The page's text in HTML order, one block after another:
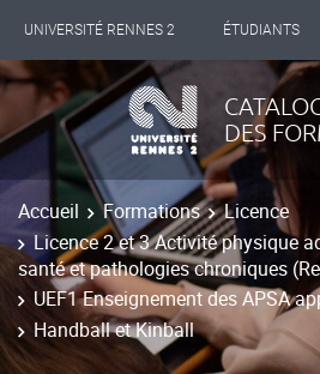
UNIVERSITÉ RENNES 2 ÉTUDIANTS
INTERNATIONAL PROFESSIONNELS
LES NOUVELLES DE RENNES 2
DES
Accueil Formations
Licence
Licence 2 et 3 Activité physique
santé et pathologies chroniques
UEF1 Enseignement des APSA
Handball et Kinball